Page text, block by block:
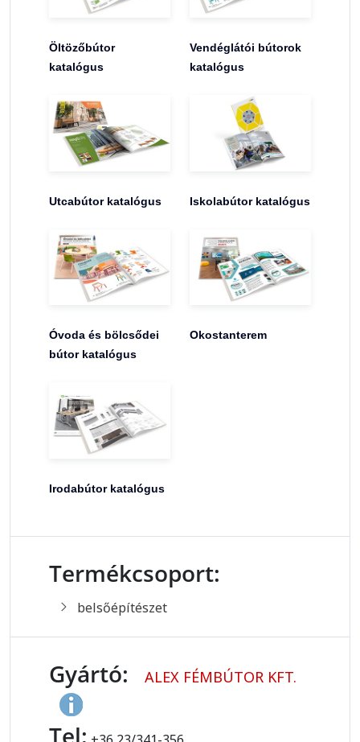
Öltözőbútor
katalógus
Vendéglátói bútorok
katalógus
Utcabútor katalógus Iskolabútor katalógus
Óvoda és bölcsődei
bútor katalógus
Okostanterem
Irodabútor katalógus
Termékcsoport:
belsőépítészet
Gyártó: ALEX FÉMBÚTOR KFT.
Tel: